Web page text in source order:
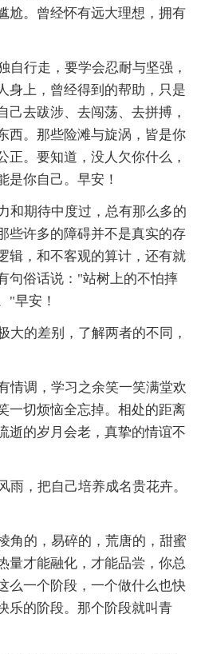
尬。曾经怀有远大理想，拥有
自行走，要学会忍耐与坚强，
身上，曾经得到的帮助，只是
己去跋涉、去闯荡、去拼搏，
西。那些险滩与旋涡，皆是你
正。要知道，没人欠你什么，
是你自己。早安！
和期待中度过，总有那么多的
些许多的障碍并不是真实的存
辑，和不客观的算计，还有就
句俗话说："站树上的不怕摔
"早安！
大的差别，了解两者的不同，
情调，学习之余笑一笑满堂欢
一切烦恼全忘掉。相处的距离
逝的岁月会老，真挚的情谊不
雨，把自己培养成名贵花卉。
角的，易碎的，荒唐的，甜蜜
量才能融化，才能品尝，你总
么一个阶段，一个做什么也快
乐的阶段。那个阶段就叫青